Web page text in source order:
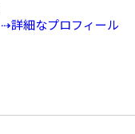
⇢詳細なプロフィール